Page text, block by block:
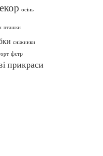
осінь
пташки
сніжинки
фетр
прикраси